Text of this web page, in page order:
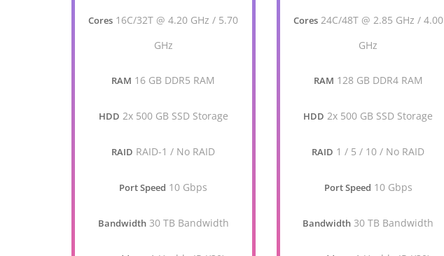
Cores 16C/32T @ 4.20 GHz / 5.70
GHz
RAM 16 GB DDR5 RAM
HDD 2x 500 GB SSD Storage
RAID RAID-1 / No RAID
Port Speed 10 Gbps
Bandwidth 30 TB Bandwidth
Cores 24C/48T @ 2.85 GHz / 4.00
GHz
RAM 128 GB DDR4 RAM
HDD 2x 500 GB SSD Storage
RAID 1 / 5 / 10 / No RAID
Port Speed 10 Gbps
Bandwidth 30 TB Bandwidth